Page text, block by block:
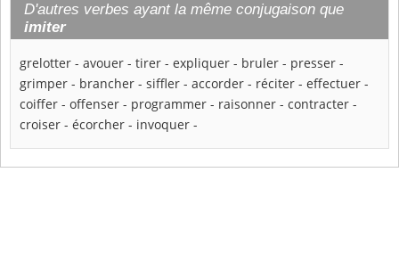
D'autres verbes ayant la même conjugaison que
imiter
grelotter - avouer - tirer - expliquer - bruler - presser -
grimper - brancher - siffler - accorder - réciter - effectuer -
coiffer - offenser - programmer - raisonner - contracter -
croiser - écorcher - invoquer -